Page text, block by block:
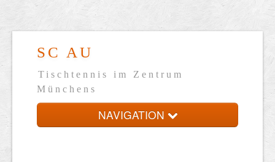
SC AU
Tischtennis im Zentrum
Münchens
NAVIGATION